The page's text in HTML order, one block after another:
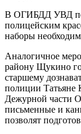
В ОГИБДД УВД по
полицейским
наборы
Аналогичное
району Щукино
старшему
полиции Татьяне
Дежурной части
письменные и
позволят